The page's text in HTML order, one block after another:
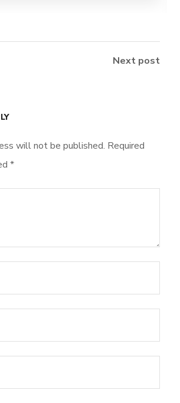
Next post
will not be published. Required
*